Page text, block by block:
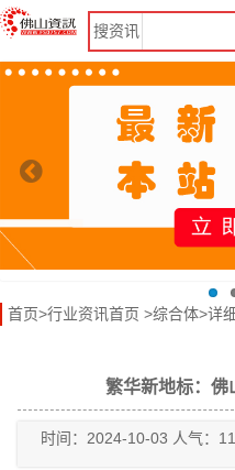
搜资讯
首页>行业资讯首页 >综合体>详
繁华新地标：佛
时间：2024-10-03 人气：